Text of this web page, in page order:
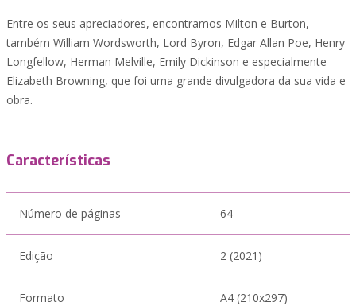
Entre os seus apreciadores, encontramos Milton e Burton,
também William Wordsworth, Lord Byron, Edgar Allan Poe, Henry
Longfellow, Herman Melville, Emily Dickinson e especialmente
Elizabeth Browning, que foi uma grande divulgadora da sua vida e
obra.
Características
Número de páginas 64
Edição 2 (2021)
Formato A4 (210x297)